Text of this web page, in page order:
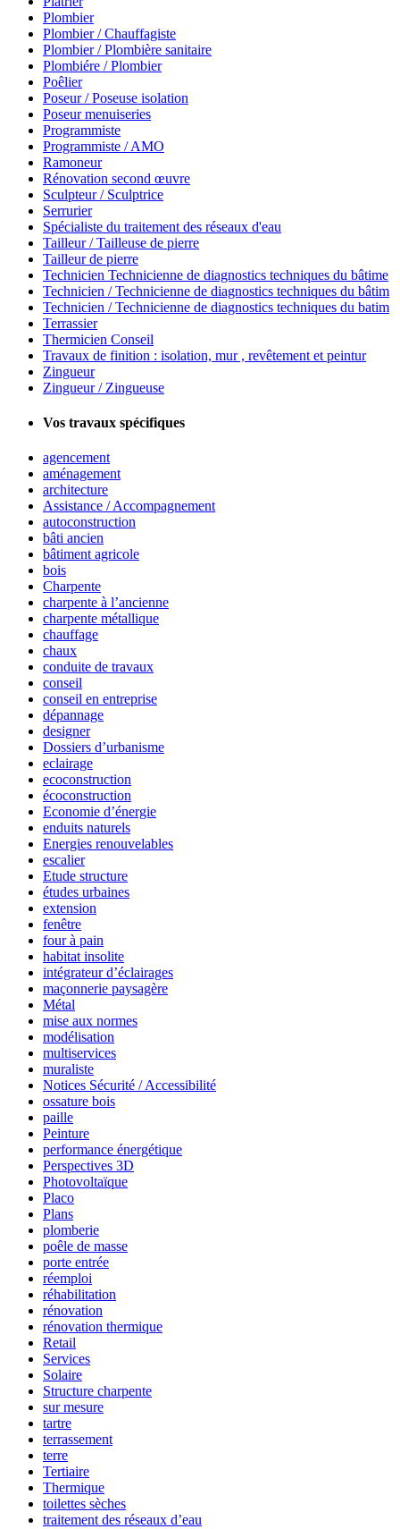
Plombier
Plombier / Chauffagiste
Plombier / Plombière sanitaire
Plombiére / Plombier
Poêlier
Poseur / Poseuse isolation
Poseur menuiseries
Programmiste
Programmiste / AMO
Ramoneur
Rénovation second œuvre
Sculpteur / Sculptrice
Serrurier
Spécialiste du traitement des réseaux d'eau
Tailleur / Tailleuse de pierre
Tailleur de pierre
Technicien Technicienne de diagnostics techniques du bâtime
Technicien / Technicienne de diagnostics techniques du bâtim
Technicien / Technicienne de diagnostics techniques du batim
Terrassier
Thermicien Conseil
Travaux de finition : isolation, mur , revêtement et peintur
Zingueur
Zingueur / Zingueuse
Vos travaux spécifiques
agencement
aménagement
architecture
Assistance / Accompagnement
autoconstruction
bâti ancien
bâtiment agricole
bois
Charpente
charpente à l’ancienne
charpente métallique
chauffage
chaux
conduite de travaux
conseil
conseil en entreprise
dépannage
designer
Dossiers d’urbanisme
eclairage
ecoconstruction
écoconstruction
Economie d’énergie
enduits naturels
Energies renouvelables
escalier
Etude structure
études urbaines
extension
fenêtre
four à pain
habitat insolite
intégrateur d’éclairages
maçonnerie paysagère
Métal
mise aux normes
modélisation
multiservices
muraliste
Notices Sécurité / Accessibilité
ossature bois
paille
Peinture
performance énergétique
Perspectives 3D
Photovoltaïque
Placo
Plans
plomberie
poêle de masse
porte entrée
réemploi
réhabilitation
rénovation
rénovation thermique
Retail
Services
Solaire
Structure charpente
sur mesure
tartre
terrassement
terre
Tertiaire
Thermique
toilettes sèches
traitement des réseaux d’eau